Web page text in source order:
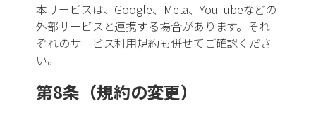
本サービスは、Google、Meta、YouTubeなどの
外部サービスと連携する場合があります。それ
ぞれのサービス利用規約も併せてご確認くださ
い。
第8条（規約の変更）
配線・ハーネス加工